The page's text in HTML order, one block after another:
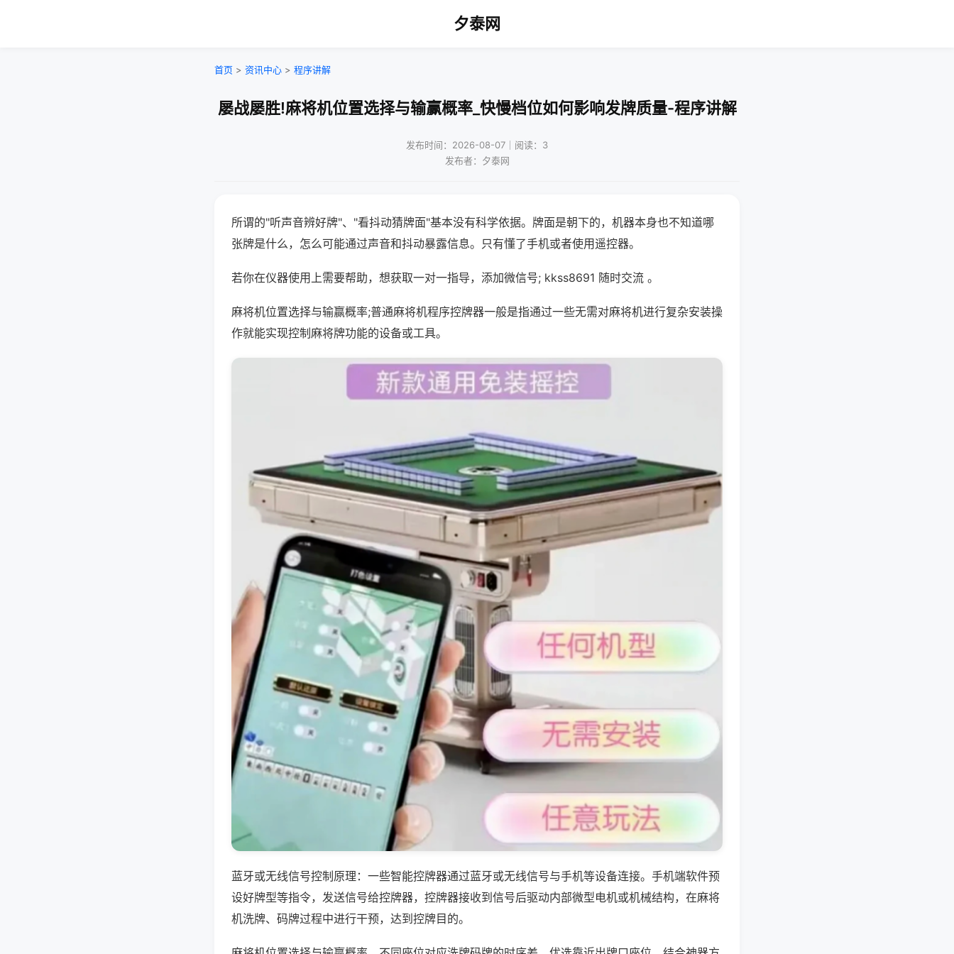
夕泰网
首页 > 资讯中心 > 程序讲解
屡战屡胜!麻将机位置选择与输赢概率_快慢档位如何影响发牌质量-程序讲解
发布时间：2026-08-07｜阅读：3
发布者：夕泰网
所谓的"听声音辨好牌"、"看抖动猜牌面"基本没有科学依据。牌面是朝下的，机器本身也不知道哪
张牌是什么，怎么可能通过声音和抖动暴露信息。只有懂了手机或者使用遥控器。
若你在仪器使用上需要帮助，想获取一对一指导，添加微信号; kkss8691 随时交流 。
麻将机位置选择与输赢概率;普通麻将机程序控牌器一般是指通过一些无需对麻将机进行复杂安装操
作就能实现控制麻将牌功能的设备或工具。
蓝牙或无线信号控制原理：一些智能控牌器通过蓝牙或无线信号与手机等设备连接。手机端软件预
设好牌型等指令，发送信号给控牌器，控牌器接收到信号后驱动内部微型电机或机械结构，在麻将
机洗牌、码牌过程中进行干预，达到控牌目的。